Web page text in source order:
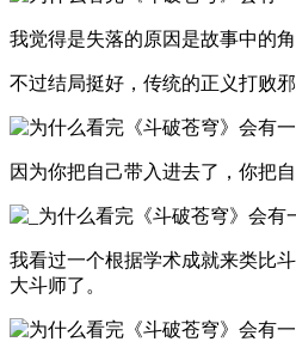
我觉得是失落的原因是故事中的
不过结局挺好，传统的正义打败
因为你把自己带入进去了，你把
我看过一个根据学术成就来类比
大斗师了。